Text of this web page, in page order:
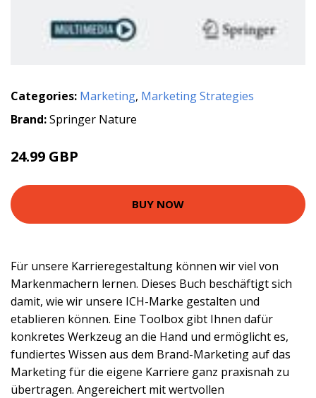
Categories: Marketing, Marketing Strategies
Brand:Springer Nature
24.99 GBP
BUY NOW
Für unsere Karrieregestaltung können wir viel von
Markenmachern lernen. Dieses Buch beschäftigt sich
damit, wie wir unsere ICH-Marke gestalten und
etablieren können. Eine Toolbox gibt Ihnen dafür
konkretes Werkzeug an die Hand und ermöglicht es,
fundiertes Wissen aus dem Brand-Marketing auf das
Marketing für die eigene Karriere ganz praxisnah zu
übertragen. Angereichert mit wertvollen